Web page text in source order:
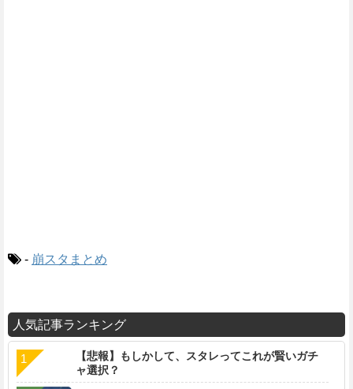
- 崩スタまとめ
人気記事ランキング
【悲報】もしかして、スタレってこれが賢いガチ
ャ選択？